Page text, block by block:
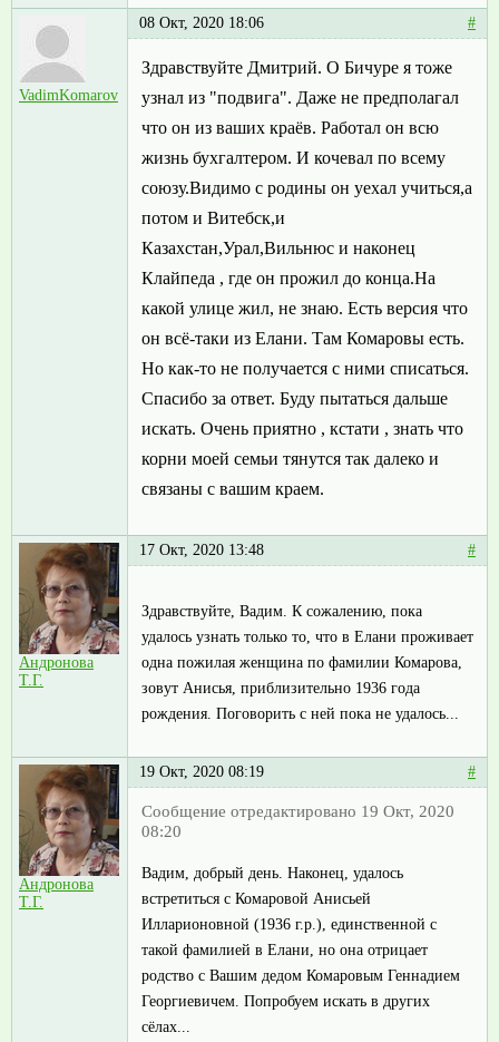
VadimKomarov
08 Окт, 2020 18:06 #
Здравствуйте Дмитрий. О Бичуре я тоже
узнал из "подвига". Даже не предполагал
что он из ваших краёв. Работал он всю
жизнь бухгалтером. И кочевал по всему
союзу.Видимо с родины он уехал учиться,а
потом и Витебск,и
Казахстан,Урал,Вильнюс и наконец
Клайпеда , где он прожил до конца.На
какой улице жил, не знаю. Есть версия что
он всё-таки из Елани. Там Комаровы есть.
Но как-то не получается с ними списаться.
Спасибо за ответ. Буду пытаться дальше
искать. Очень приятно , кстати , знать что
корни моей семьи тянутся так далеко и
связаны с вашим краем.
Андронова
Т.Г.
17 Окт, 2020 13:48 #
Здравствуйте, Вадим. К сожалению, пока
удалось узнать только то, что в Елани проживает
одна пожилая женщина по фамилии Комарова,
зовут Анисья, приблизительно 1936 года
рождения. Поговорить с ней пока не удалось...
Андронова
Т.Г.
19 Окт, 2020 08:19 #
Сообщение отредактировано 19 Окт, 2020
08:20
Вадим, добрый день. Наконец, удалось
встретиться с Комаровой Анисьей
Илларионовной (1936 г.р.), единственной с
такой фамилией в Елани, но она отрицает
родство с Вашим дедом Комаровым Геннадием
Георгиевичем. Попробуем искать в других
сёлах...